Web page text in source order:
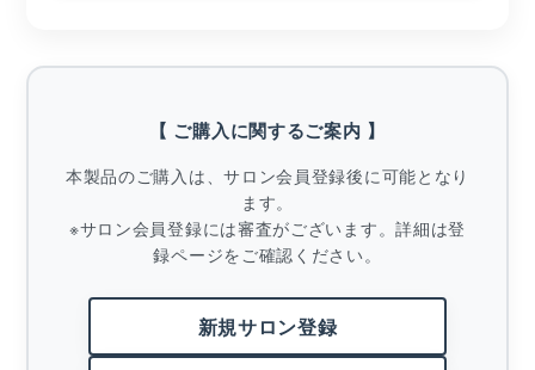
【 ご購入に関するご案内 】
本製品のご購入は、サロン会員登録後に可能となり
ます。
※サロン会員登録には審査がございます。詳細は登
録ページをご確認ください。
新規サロン登録